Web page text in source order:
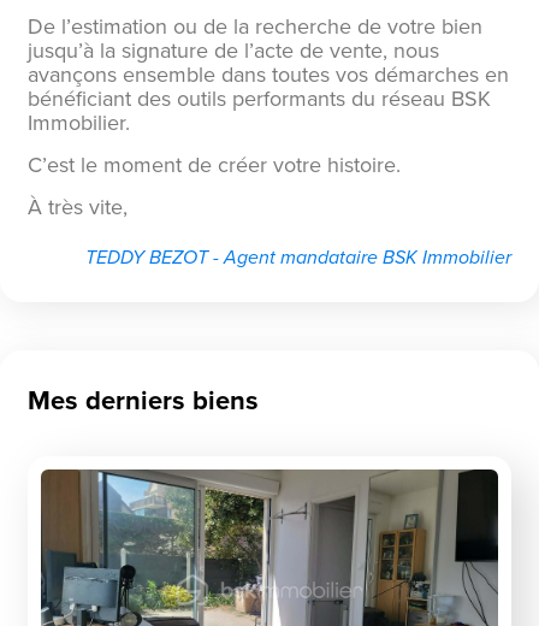
De l’estimation ou de la recherche de votre bien
jusqu’à la signature de l’acte de vente, nous
avançons ensemble dans toutes vos démarches en
bénéficiant des outils performants du réseau BSK
Immobilier.
C’est le moment de créer votre histoire.
À très vite,
TEDDY BEZOT - Agent mandataire BSK Immobilier
Mes derniers biens